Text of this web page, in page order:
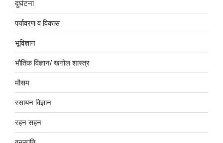
दुर्घटना
पर्यावरण व विकास
भूविज्ञान
भौतिक विज्ञान/ खगोल शास्त्र
मौसम
रसायन विज्ञान
रहन सहन